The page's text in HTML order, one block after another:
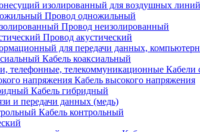
Провод одножильный
Провод неизолированный
Провод акустический
Кабель коаксиальный
Кабели
Кабель высокого напряжения
Кабель гибридный
и передачи данных (медь)
Кабель контрольный